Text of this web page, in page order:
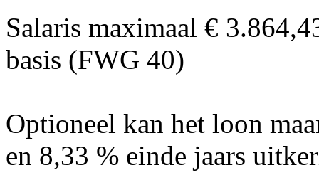
Salaris maximaal €
basis (FWG 40)
Optioneel kan het loon
en 8,33 % einde jaars